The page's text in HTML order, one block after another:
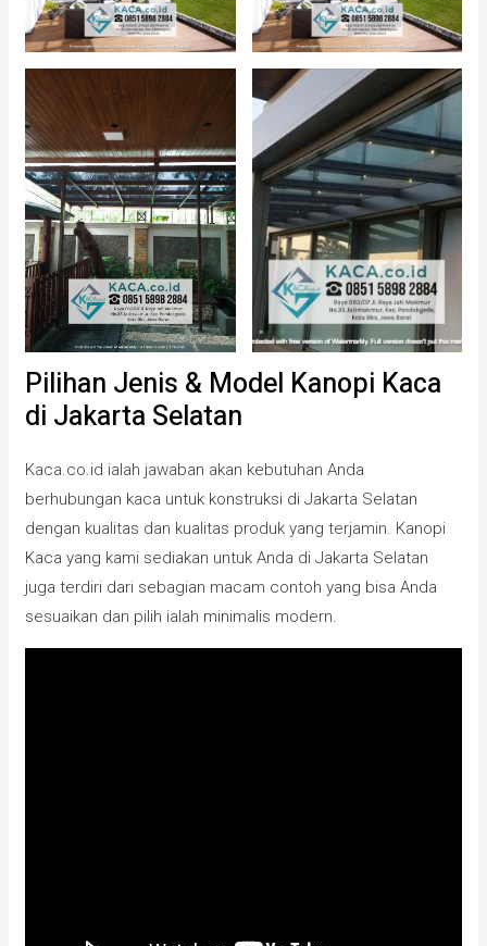
Pilihan Jenis & Model Kanopi Kaca
di Jakarta Selatan
Kaca.co.id ialah jawaban akan kebutuhan Anda
berhubungan kaca untuk konstruksi di Jakarta Selatan
dengan kualitas dan kualitas produk yang terjamin. Kanopi
Kaca yang kami sediakan untuk Anda di Jakarta Selatan
juga terdiri dari sebagian macam contoh yang bisa Anda
sesuaikan dan pilih ialah minimalis modern.